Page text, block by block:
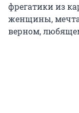
фрегатики из
женщины,
верном,